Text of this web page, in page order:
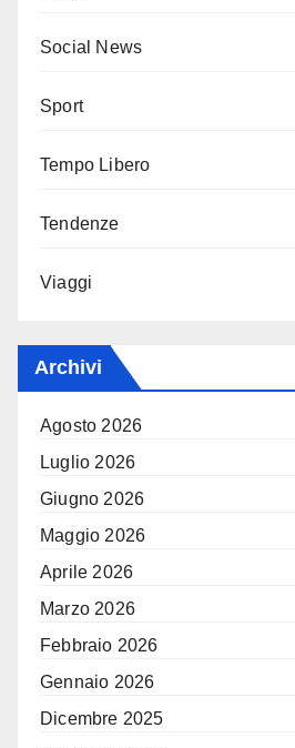
Social News
Sport
Tempo Libero
Tendenze
Viaggi
Archivi
Agosto 2026
Luglio 2026
Giugno 2026
Maggio 2026
Aprile 2026
Marzo 2026
Febbraio 2026
Gennaio 2026
Dicembre 2025